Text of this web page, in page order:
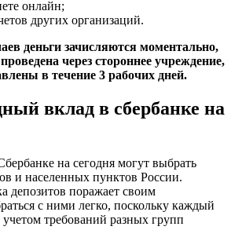
онлайн;
других организаций.
деньги зачисляются моментально,
через стороннее учреждение,
в течение 3 рабочих дней.
вклад в сбербанке на
на сегодня могут выбрать
и населенных пунктов России.
депозитов поражает своим
с ними легко, поскольку каждый
требований разных групп